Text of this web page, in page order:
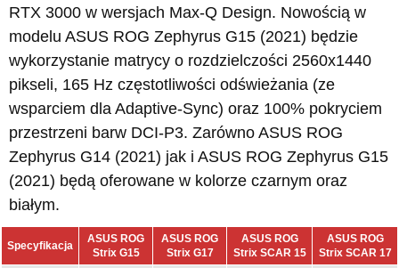
RTX 3000 w wersjach Max-Q Design. Nowością w
modelu ASUS ROG Zephyrus G15 (2021) będzie
wykorzystanie matrycy o rozdzielczości 2560x1440
pikseli, 165 Hz częstotliwości odświeżania (ze
wsparciem dla Adaptive-Sync) oraz 100% pokryciem
przestrzeni barw DCI-P3. Zarówno ASUS ROG
Zephyrus G14 (2021) jak i ASUS ROG Zephyrus G15
(2021) będą oferowane w kolorze czarnym oraz
białym.
Specyfikacja
ASUS ROG
Strix G15
ASUS ROG
Strix G17
ASUS ROG
Strix SCAR 15
ASUS ROG
Strix SCAR 17